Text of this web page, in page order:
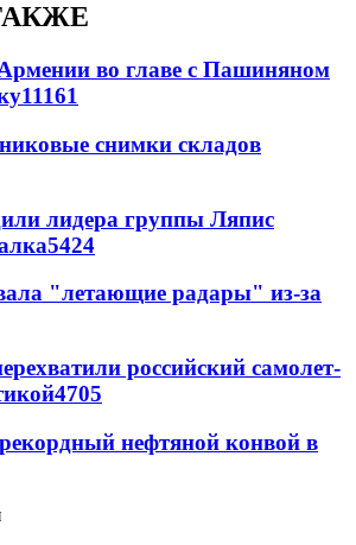
во главе с Пашиняном
11161
снимки складов
лидера группы Ляпис
5424
"летающие радары" из-за
российский самолет-
4705
нефтяной конвой в